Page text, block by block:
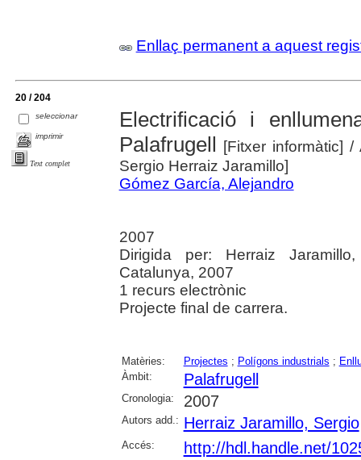
Enllaç permanent a aquest
20 / 204
seleccionar
imprimir
Text complet
Electrificació i
Palafrugell [Fitxer informàtic] /
Sergio Herraiz Jaramillo]
Gómez García, Alejandro
2007
Dirigida per: Herraiz
Catalunya, 2007
1 recurs electrònic
Projecte final de carrera.
Matèries: Projectes ; Polígons industrials ;
Àmbit:
Palafrugell
Cronologia: 2007
Autors add.: Herraiz Jaramillo, Sergio
Accés: http://hdl.handle.net/